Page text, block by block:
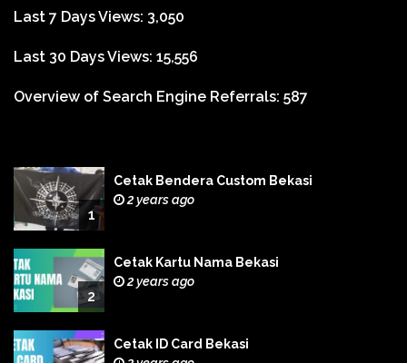
Last 7 Days Views: 3,050
Last 30 Days Views: 15,556
Overview of Search Engine Referrals: 587
1
Cetak Bendera Custom Bekasi
2 years ago
2
Cetak Kartu Nama Bekasi
2 years ago
Cetak ID Card Bekasi